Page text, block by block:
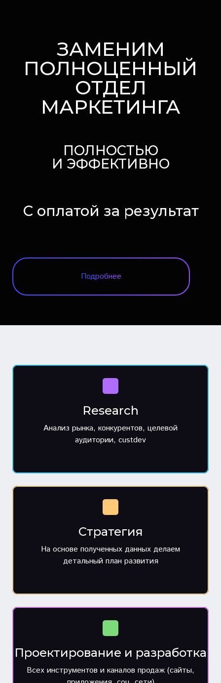
ЗАМЕНИМ
ПОЛНОЦЕННЫЙ
ОТДЕЛ
МАРКЕТИНГА
Подробнее
ПОЛНОСТЬЮ
И ЭФФЕКТИВНО
С оплатой за результат
Research
Анализ рынка, конкурентов, целевой
аудитории, custdev
Стратегия
На основе полученных данных делаем
детальный план развития
Проектирование и разработка
Всех инструментов и каналов продаж (сайты,